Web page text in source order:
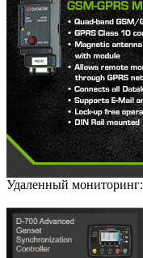
Удаленный мониторинг: